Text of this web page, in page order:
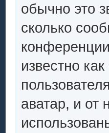
обычно это
сколько
известно
аватар, и от